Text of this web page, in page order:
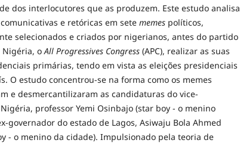
dos interlocutores que as produzem. Este estudo analisa
e retóricas em sete memes políticos,
selecionados e criados por nigerianos, antes do partido
Nigéria, oAll Progressives Congress (APC), realizar as suas
primárias, tendo em vista as eleições presidenciais
O estudo concentrou-se na forma como os memes
e desmercantilizaram as candidaturas do vice-
professor Yemi Osinbajo (star boy - o menino
governador do estado de Lagos, Asiwaju Bola Ahmed
- o menino da cidade). Impulsionado pela teoria de